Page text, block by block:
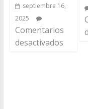
septiembre 16,
2025
Comentarios
desactivados